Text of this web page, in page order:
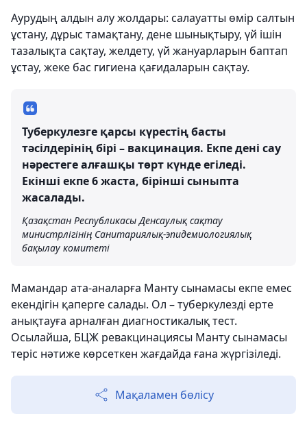
Аурудың алдын алу жолдары: салауатты өмір салтын
ұстану, дұрыс тамақтану, дене шынықтыру, үй ішін
тазалықта сақтау, желдету, үй жануарларын баптап
ұстау, жеке бас гигиена қағидаларын сақтау.
Туберкулезге қарсы күрестің басты
тәсілдерінің бірі – вакцинация. Екпе дені сау
нәрестеге алғашқы төрт күнде егіледі.
Екінші екпе 6 жаста, бірінші сыныпта
жасалады.
Қазақстан Республикасы Денсаулық сақтау
министрлігінің Санитариялық-эпидемиологиялық
бақылау комитеті
Мамандар ата-аналарға Манту сынамасы екпе емес
екендігін қаперге салады. Ол – туберкулезді ерте
анықтауға арналған диагностикалық тест.
Осылайша, БЦЖ ревакцинациясы Манту сынамасы
теріс нәтиже көрсеткен жағдайда ғана жүргізіледі.
Мақаламен бөлісу